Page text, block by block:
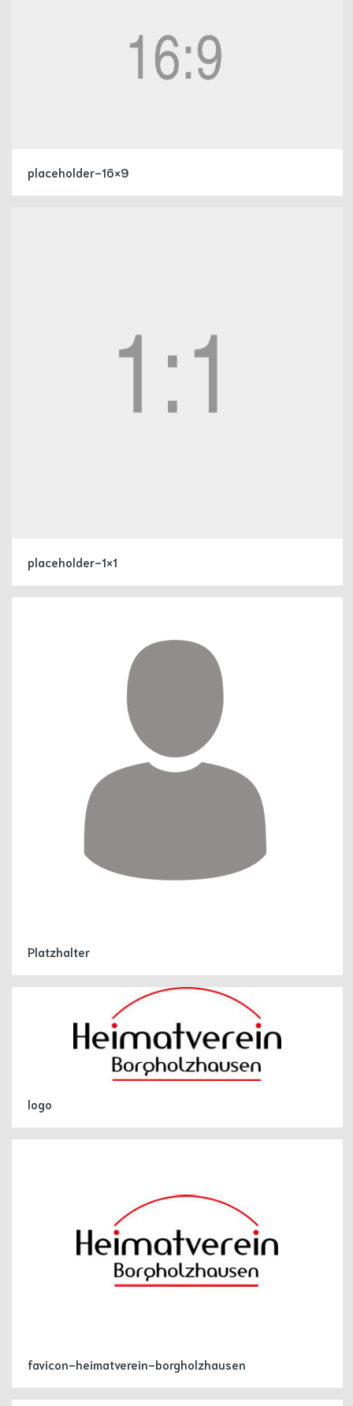
placeholder-16×9
placeholder-1×1
Platzhalter
logo
favicon-heimatverein-borgholzhausen